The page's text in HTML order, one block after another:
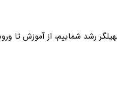
رشد شماییم، از آموزش تا ورود